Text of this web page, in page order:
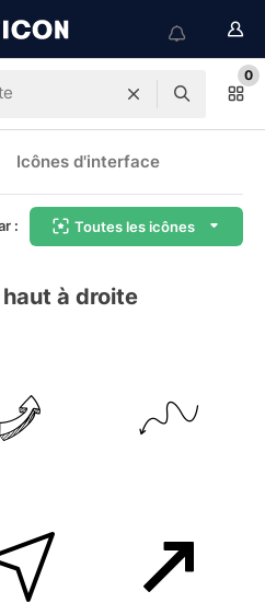
0
Icônes d'interface
: Toutes les icônes
à droite